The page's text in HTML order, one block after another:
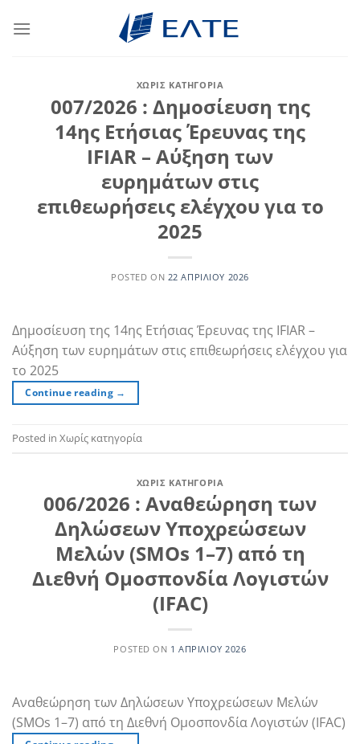
στο
ΧΩΡΊΣ ΚΑΤΗΓΟΡΊΑ
007/2026 : Δημοσίευση της
14ης Ετήσιας Έρευνας της
IFIAR – Αύξηση των
ευρημάτων στις
επιθεωρήσεις ελέγχου για το
2025
POSTED ON 22 ΑΠΡΙΛΊΟΥ 2026
Δημοσίευση της 14ης Ετήσιας Έρευνας της IFIAR –
Αύξηση των ευρημάτων στις επιθεωρήσεις ελέγχου για
το 2025
Continue reading →
Posted in Χωρίς κατηγορία
ΧΩΡΊΣ ΚΑΤΗΓΟΡΊΑ
006/2026 : Αναθεώρηση των
Δηλώσεων Υποχρεώσεων
Μελών (SMOs 1–7) από τη
Διεθνή Ομοσπονδία Λογιστών
(IFAC)
POSTED ON 1 ΑΠΡΙΛΊΟΥ 2026
Αναθεώρηση των Δηλώσεων Υποχρεώσεων Μελών
(SMOs 1–7) από τη Διεθνή Ομοσπονδία Λογιστών (IFAC)